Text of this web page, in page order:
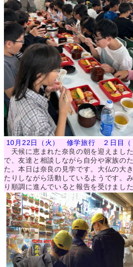
10月22日（火） 修学旅行 ２日目（
天候に恵まれた奈良の朝を迎えまし
で、友達と相談しながら自分や家族の
た。本日は奈良の見学です。大仏の大
たりしながら活動しているようです。
り順調に進んでいると報告を受けました